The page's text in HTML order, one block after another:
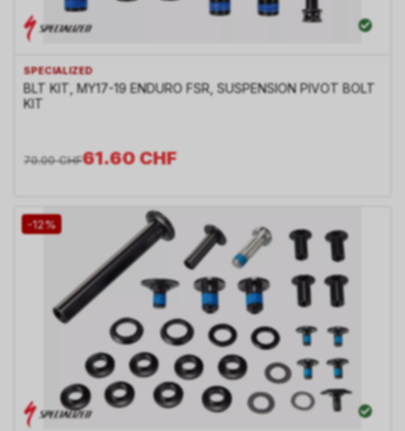
SPECIALIZED
BLT KIT, MY17-19 ENDURO FSR, SUSPENSION PIVOT BOLT
KIT
61.60CHF
70.00 CHF
-12%